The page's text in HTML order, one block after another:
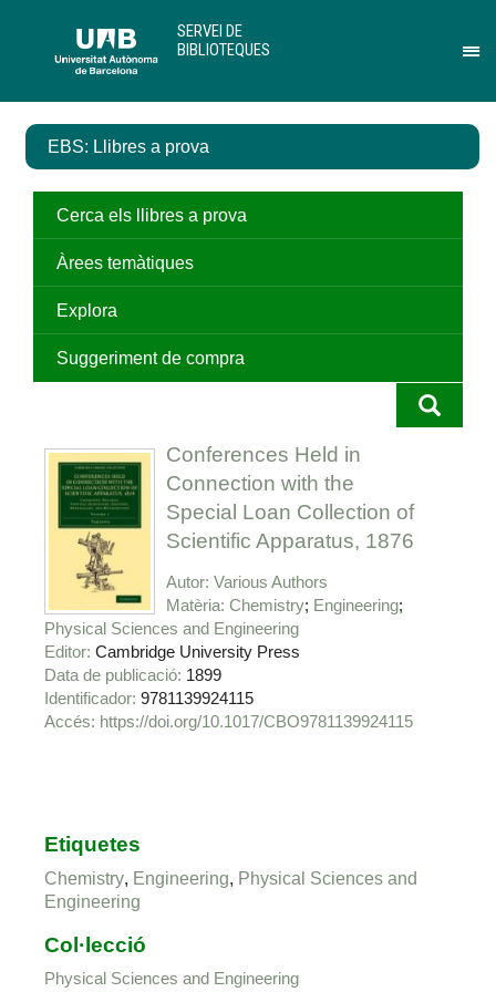
contingut
el
de
SERVEI DE
BIBLIOTEQUES
EBS: Llibres a prova
Cerca els llibres a prova
Àrees temàtiques
Explora
Suggeriment de compra
Conferences Held in
Connection with the
Special Loan Collection of
Scientific Apparatus, 1876
Autor Various Authors
Matèria Chemistry Engineering
Physical Sciences and Engineering
Editor Cambridge University Press
Data de publicació 1899
Identificador 9781139924115
https://doi.org/10.1017/CBO9781139924115
Etiquetes
Chemistry, Engineering, Physical Sciences and
Engineering
Col·lecció
Physical Sciences and Engineering